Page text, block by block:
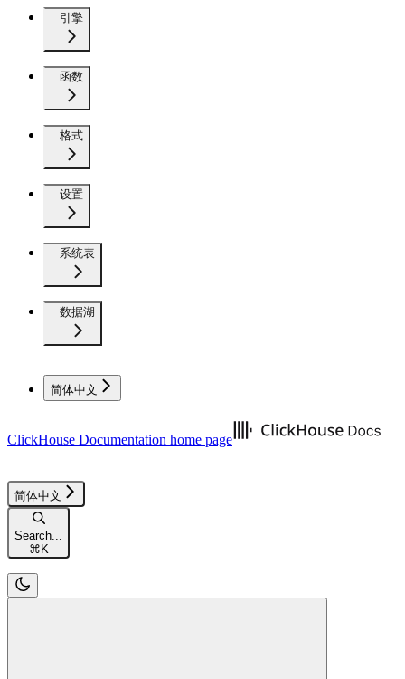
引擎
函数
格式
设置
系统表
数据湖
简体中文
ClickHouse Documentation home page
简体中文
Search...
⌘K